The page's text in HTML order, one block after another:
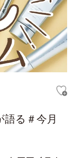
語る＃今月